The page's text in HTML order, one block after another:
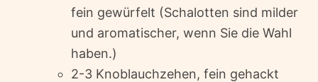
fein gewürfelt (Schalotten sind milder
und aromatischer, wenn Sie die Wahl
haben.)
2-3 Knoblauchzehen, fein gehackt